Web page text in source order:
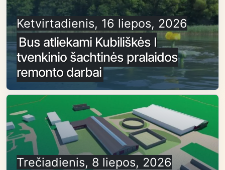
Ketvirtadienis, 16 liepos, 2026
Bus atliekami Kubiliškės I
tvenkinio šachtinės pralaidos
remonto darbai
Trečiadienis, 8 liepos, 2026